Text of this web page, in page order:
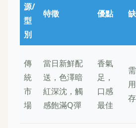
源/
型
別
特徵 優點
傳
統
市
場
當日新鮮配
送，色澤暗
紅深沈，觸
感飽滿Q彈
香氣
足，
口感
最佳
存